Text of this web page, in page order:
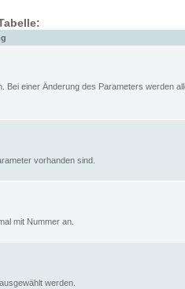
Bei einer Änderung des Parameters werden
vorhanden sind.
mit Nummer an.
werden.